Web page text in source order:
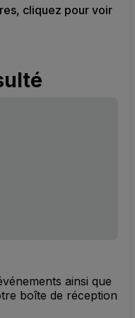
cliquez pour voir
ainsi que
boîte de réception